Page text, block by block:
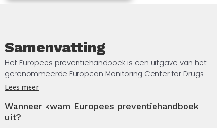
Samenvatting
Het Europees preventiehandboek is een uitgave van het
gerenommeerde European Monitoring Center for Drugs
and Drug Addiction (EMCDDA) en gebaseerd op robuuste
preventiewetenschap. Met dit handboek kun je dus vlot
beslissingen nemen over preventie. Daarnaast is het een
Lees meer
Wanneer kwam Europees preventiehandboek
uit?